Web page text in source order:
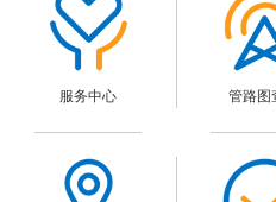
服务中心 管路图